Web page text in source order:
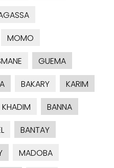
MOMO
GUEMA
BAKARY
KARIM
KHADIM
BANNA
BANTAY
MADOBA